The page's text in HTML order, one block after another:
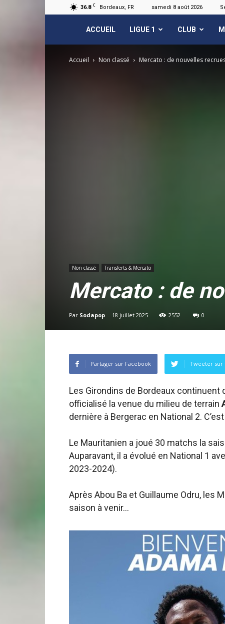
36.8 C Bordeaux, FR samedi 8 août 2026
FCGB.net
ACCUEIL LIGUE 1 CLUB
Accueil Non classé Mercato : de nouvelles
Non classé Transferts & Mercato
Mercato : de
Par Sodapop - 18 juillet 2025 2552 0
Partager sur Facebook Tweeter
Les Girondins de Bordeaux
officialisé la venue du milieu de terrain
dernière à Bergerac en National 2. C’est
Le Mauritanien a joué 30 matchs la
Auparavant, il a évolué en National 1
2023-2024).
Après Abou Ba et Guillaume Odru, les
saison à venir…